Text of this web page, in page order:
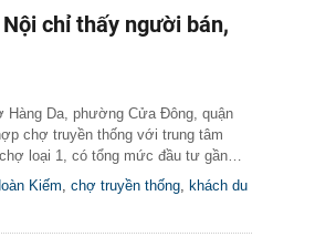
chỉ thấy người bán,
Hàng Da, phường Cửa Đông, quận
chợ truyền thống với trung tâm
loại 1, có tổng mức đầu tư gần…
Kiếm, chợ truyền thống, khách du